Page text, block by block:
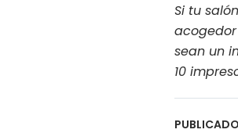
Si tu
sean un
10